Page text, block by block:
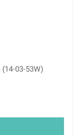
03-53W)